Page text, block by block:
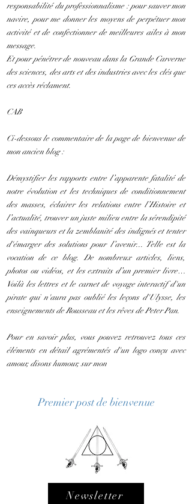
responsabilité du professionnalisme : pour sauver mon
navire, pour me donner les moyens de perpétuer mon
activité et de confectionner de meilleures ailes à mon
message.
Et pour pénétrer de nouveau dans la Grande Carverne
des sciences, des arts et des industries avec les clés que
ces accès réclament.
CAB
Ci-dessous le commentaire de la page de bienvenue de
mon ancien blog :
Démystifier les rapports entre l’apparente fatalité de
notre évolution et les techniques de conditionnement
des masses, éclairer les relations entre l’Histoire et
l’actualité, trouver un juste milieu entre la sérendipité
des vainqueurs et la zemblanité des indignés et tenter
d'émarger des solutions pour l’avenir... Telle est la
vocation de ce blog. De nombreux articles, liens,
photos ou vidéos, et les extraits d’un premier livre…
Voilà les lettres et le carnet de voyage interactif d'un
pirate qui n'aura pas oublié les leçons d'Ulysse, les
enseignements de Rousseau et les rêves de Peter Pan.
Pour en savoir plus, vous pouvez retrouvez tous ces
éléments en détail agrémentés d'un logo conçu avec
amour, disons humour, sur mon
Premier post de bienvenue
Newsletter